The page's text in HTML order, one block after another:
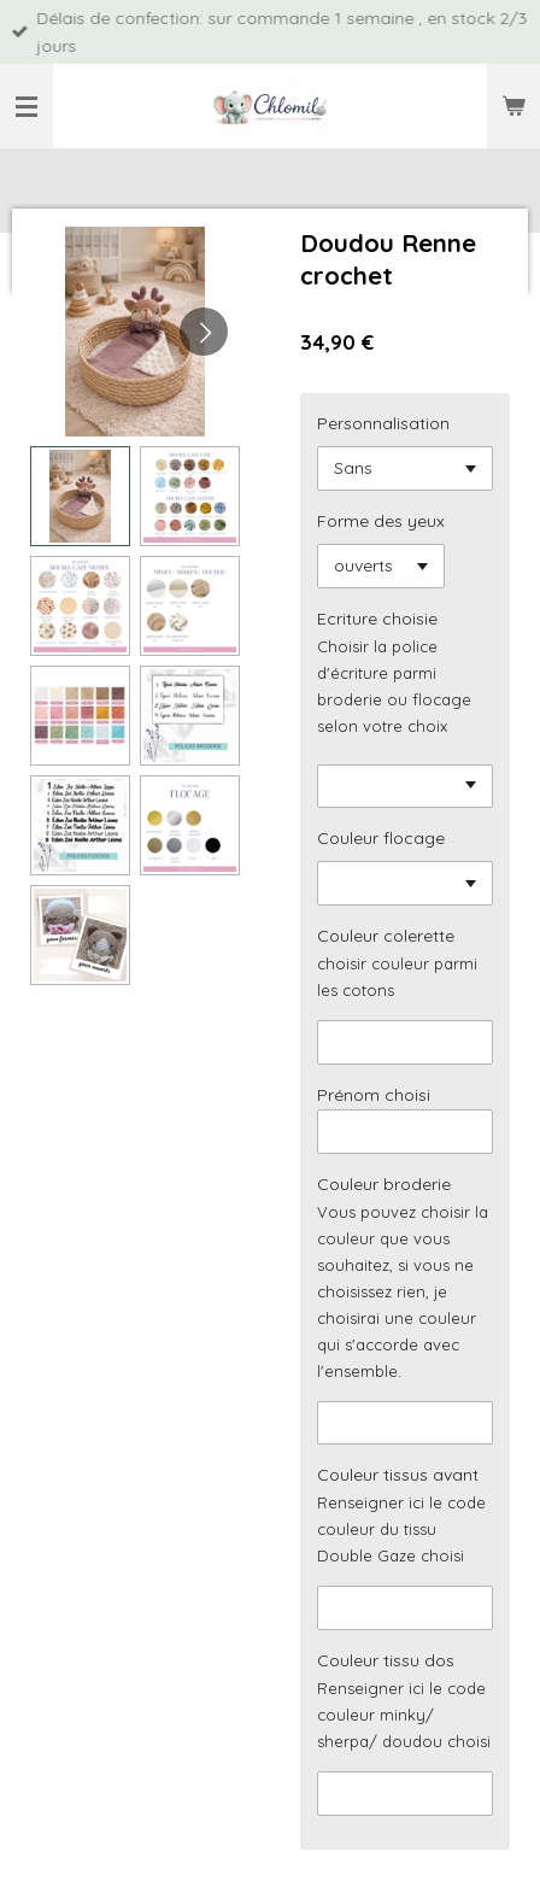
Passer
principal
Délais de confection: sur commande 1 semaine , en stock 2/3
jours
Doudou Renne
crochet
34,90 €
Personnalisation
Forme des yeux
Ecriture choisie
Choisir la police
d'écriture parmi
broderie ou flocage
selon votre choix
Couleur flocage
Couleur colerette
choisir couleur parmi
les cotons
Prénom choisi
Couleur broderie
Vous pouvez choisir la
couleur que vous
souhaitez, si vous ne
choisissez rien, je
choisirai une couleur
qui s'accorde avec
l'ensemble.
Couleur tissus avant
Renseigner ici le code
couleur du tissu
Double Gaze choisi
Couleur tissu dos
Renseigner ici le code
couleur minky/
sherpa/ doudou choisi